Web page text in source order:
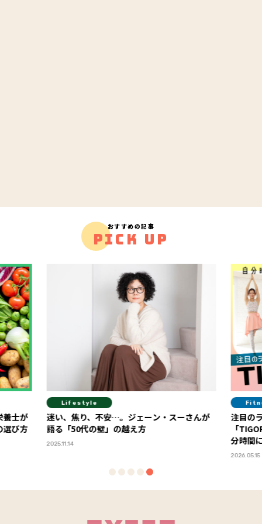
おすすめの記事
PICK UP
養士が
び方
Lifestyle
迷い、焦り、不安…。ジェーン・スーさんが
語る「50代の壁」の越え方
2025.11.14
注目の
「
分時間
2026.05.15